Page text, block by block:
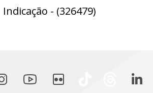
Indicação - (326479)